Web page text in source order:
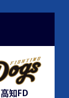
高知FD